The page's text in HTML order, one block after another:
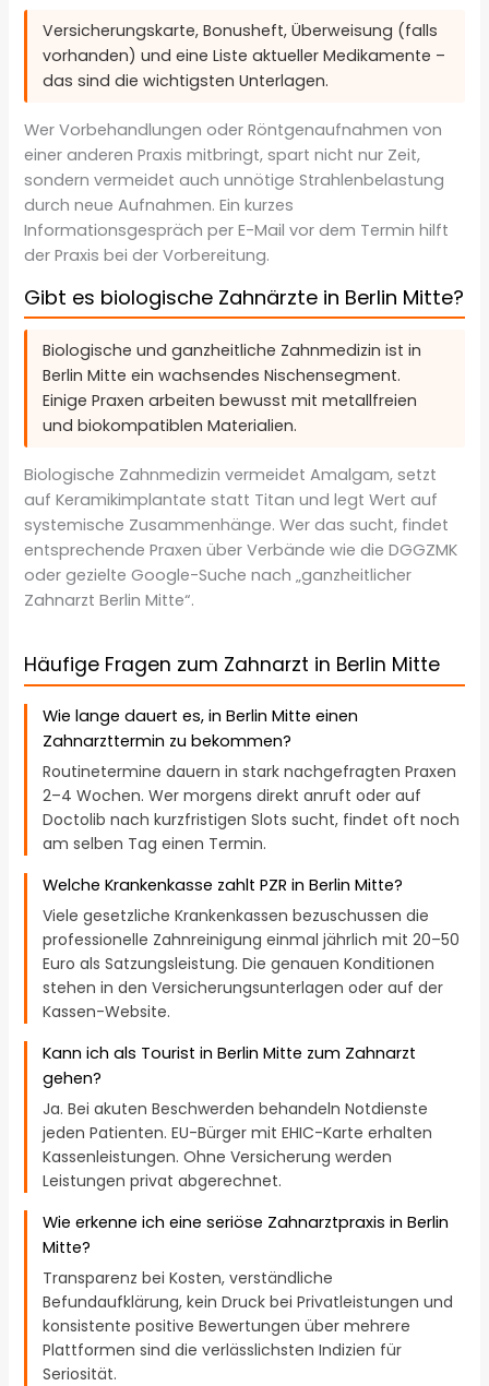
Versicherungskarte, Bonusheft, Überweisung (falls
vorhanden) und eine Liste aktueller Medikamente –
das sind die wichtigsten Unterlagen.
Wer Vorbehandlungen oder Röntgenaufnahmen von
einer anderen Praxis mitbringt, spart nicht nur Zeit,
sondern vermeidet auch unnötige Strahlenbelastung
durch neue Aufnahmen. Ein kurzes
Informationsgespräch per E-Mail vor dem Termin hilft
der Praxis bei der Vorbereitung.
Gibt es biologische Zahnärzte in Berlin Mitte?
Biologische und ganzheitliche Zahnmedizin ist in
Berlin Mitte ein wachsendes Nischensegment.
Einige Praxen arbeiten bewusst mit metallfreien
und biokompatiblen Materialien.
Biologische Zahnmedizin vermeidet Amalgam, setzt
auf Keramikimplantate statt Titan und legt Wert auf
systemische Zusammenhänge. Wer das sucht, findet
entsprechende Praxen über Verbände wie die DGGZMK
oder gezielte Google-Suche nach „ganzheitlicher
Zahnarzt Berlin Mitte“.
Häufige Fragen zum Zahnarzt in Berlin Mitte
Wie lange dauert es, in Berlin Mitte einen
Zahnarzttermin zu bekommen?
Routinetermine dauern in stark nachgefragten Praxen
2–4 Wochen. Wer morgens direkt anruft oder auf
Doctolib nach kurzfristigen Slots sucht, findet oft noch
am selben Tag einen Termin.
Welche Krankenkasse zahlt PZR in Berlin Mitte?
Viele gesetzliche Krankenkassen bezuschussen die
professionelle Zahnreinigung einmal jährlich mit 20–50
Euro als Satzungsleistung. Die genauen Konditionen
stehen in den Versicherungsunterlagen oder auf der
Kassen-Website.
Kann ich als Tourist in Berlin Mitte zum Zahnarzt
gehen?
Ja. Bei akuten Beschwerden behandeln Notdienste
jeden Patienten. EU-Bürger mit EHIC-Karte erhalten
Kassenleistungen. Ohne Versicherung werden
Leistungen privat abgerechnet.
Wie erkenne ich eine seriöse Zahnarztpraxis in Berlin
Mitte?
Transparenz bei Kosten, verständliche
Befundaufklärung, kein Druck bei Privatleistungen und
konsistente positive Bewertungen über mehrere
Plattformen sind die verlässlichsten Indizien für
Seriosität.